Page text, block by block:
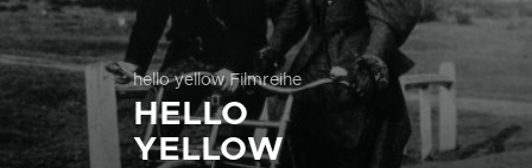
hello yellow Filmreihe
HELLO
YELLOW